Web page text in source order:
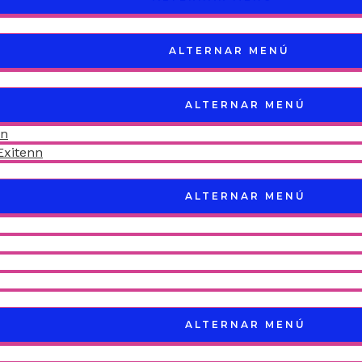
ALTERNAR MENÚ
ALTERNAR MENÚ
ALTERNAR MENÚ
ALTERNAR MENÚ